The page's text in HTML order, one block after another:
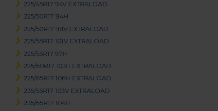
225/45R17 94V EXTRALOAD
225/50R17 94H
225/50R17 98V EXTRALOAD
225/55R17 101V EXTRALOAD
225/55R17 97H
225/60R17 103H EXTRALOAD
225/65R17 106H EXTRALOAD
235/55R17 103V EXTRALOAD
235/65R17 104H